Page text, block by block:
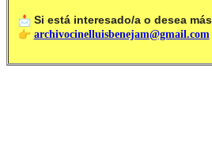
Si está interesado/a o desea
archivocinelluisbenejam@gmail.com